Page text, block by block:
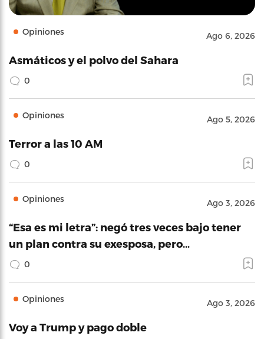
Opiniones Ago 6, 2026
Asmáticos y el polvo del Sahara
0
Opiniones Ago 5, 2026
Terror a las 10 AM
0
Opiniones Ago 3, 2026
“Esa es mi letra”: negó tres veces bajo tener
un plan contra su exesposa, pero…
0
Opiniones Ago 3, 2026
Voy a Trump y pago doble